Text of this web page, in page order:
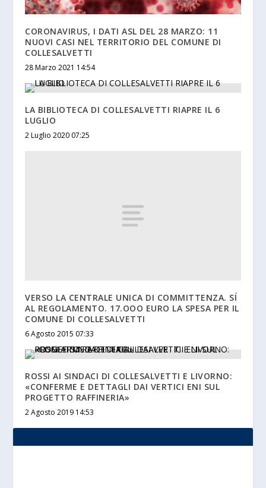
CORONAVIRUS, I DATI ASL DEL 28 MARZO: 11
NUOVI CASI NEL TERRITORIO DEL COMUNE DI
COLLESALVETTI
28 Marzo 2021 14:54
LA BIBLIOTECA DI COLLESALVETTI RIAPRE IL 6
LUGLIO
2 Luglio 2020 07:25
VERSO LA CENTRALE UNICA DI COMMITTENZA. SÍ
AL REGOLAMENTO. 17.OOO EURO LA SPESA PER IL
COMUNE DI COLLESALVETTI
6 Agosto 2015 07:33
ROSSI AI SINDACI DI COLLESALVETTI E LIVORNO:
«CONFERME E DETTAGLI DAI VERTICI ENI SUL
PROGETTO RAFFINERIA»
2 Agosto 2019 14:53